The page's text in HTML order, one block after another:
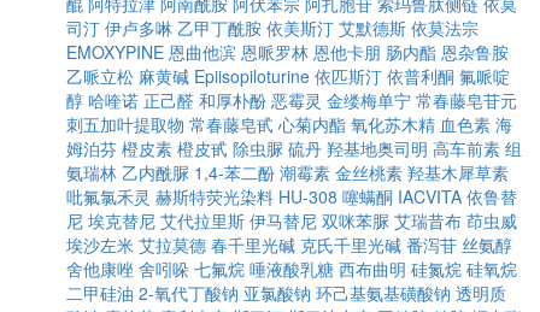
司汀 伊卢多啉 乙甲丁酰胺 依美斯汀 艾默德斯 依莫法宗
EMOXYPINE 恩曲他滨 恩哌罗林 恩他卡朋 肠内酯 恩杂鲁胺
乙哌立松 麻黄碱 Epiisopiloturine 依匹斯汀 依普利酮 氟哌啶
醇 哈喹诺 正己醛 和厚朴酚 恶霉灵 金缕梅单宁 常春藤皂苷元
刺五加叶提取物 常春藤皂甙 心菊内酯 氧化苏木精 血色素 海
姆泊芬 橙皮素 橙皮甙 除虫脲 硫丹 羟基地奥司明 高车前素 组
氨瑞林 乙内酰脲 1,4-苯二酚 潮霉素 金丝桃素 羟基木犀草素
吡氟氯禾灵 赫斯特荧光染料 HU-308 噻螨酮 IACVITA 依鲁替
尼 埃克替尼 艾代拉里斯 伊马替尼 双咪苯脲 艾瑞昔布 茚虫威
埃沙左米 艾拉莫德 春千里光碱 克氏千里光碱 番泻苷 丝氨醇
舍他康唑 舍吲哚 七氟烷 唾液酸乳糖 西布曲明 硅氮烷 硅氧烷
二甲硅油 2-氧代丁酸钠 亚氯酸钠 环己基氨基磺酸钠 透明质